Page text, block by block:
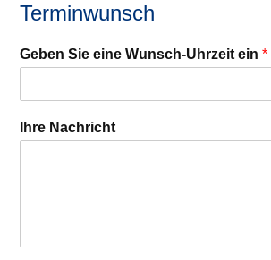
Terminwunsch
Geben Sie eine Wunsch-Uhrzeit ein*
Ihre Nachricht